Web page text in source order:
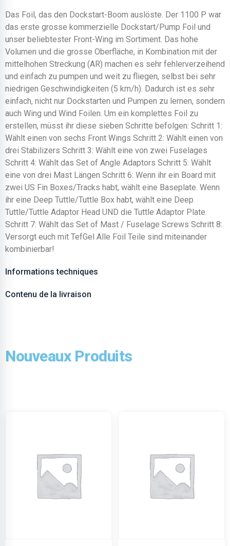
Das Foil, das den Dockstart-Boom auslöste. Der 1100 P war
das erste grosse kommerzielle Dockstart/Pump Foil und
unser beliebtester Front-Wing im Sortiment. Das hohe
Volumen und die grosse Oberfläche, in Kombination mit der
mittelhohen Streckung (AR) machen es sehr fehlerverzeihend
und einfach zu pumpen und weit zu fliegen, selbst bei sehr
niedrigen Geschwindigkeiten (5 km/h). Dadurch ist es sehr
einfach, nicht nur Dockstarten und Pumpen zu lernen, sondern
auch Wing und Wind Foilen. Um ein komplettes Foil zu
erstellen, müsst ihr diese sieben Schritte befolgen: Schritt 1:
Wählt einen von sechs Front Wings Schritt 2: Wählt einen von
drei Stabilizers Schritt 3: Wählt eine von zwei Fuselages
Schritt 4: Wählt das Set of Angle Adaptors Schritt 5: Wählt
eine von drei Mast Längen Schritt 6: Wenn ihr ein Board mit
zwei US Fin Boxes/Tracks habt, wählt eine Baseplate. Wenn
ihr eine Deep Tuttle/Tuttle Box habt, wählt eine Deep
Tuttle/Tuttle Adaptor Head UND die Tuttle Adaptor Plate.
Schritt 7: Wählt das Set of Mast / Fuselage Screws Schritt 8:
Versorgt euch mit TefGel Alle Foil Teile sind miteinander
kombinierbar!
Informations techniques
Contenu de la livraison
Nouveaux Produits